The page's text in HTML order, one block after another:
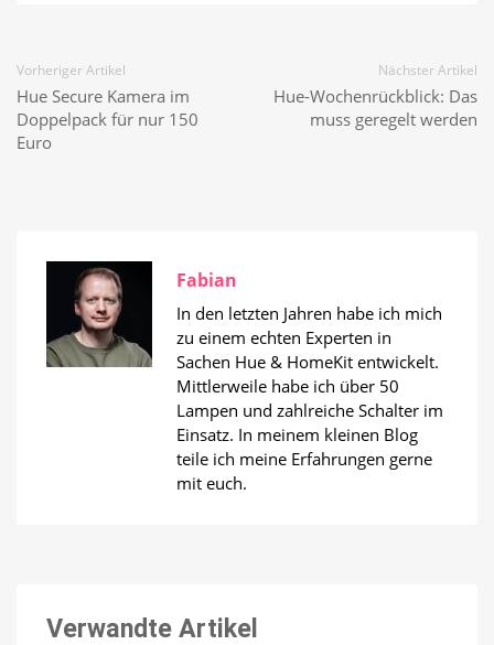
Vorheriger Artikel
Hue Secure Kamera im
Doppelpack für nur 150
Euro
Nächster Artikel
Hue-Wochenrückblick: Das
muss geregelt werden
Fabian
In den letzten Jahren habe ich mich
zu einem echten Experten in
Sachen Hue & HomeKit entwickelt.
Mittlerweile habe ich über 50
Lampen und zahlreiche Schalter im
Einsatz. In meinem kleinen Blog
teile ich meine Erfahrungen gerne
mit euch.
Verwandte Artikel